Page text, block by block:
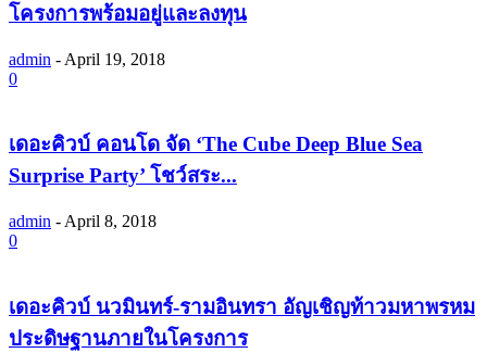
โครงการพร้อมอยู่และลงทุน
admin - April 19, 2018
0
เดอะคิวบ์ คอนโด จัด ‘The Cube Deep Blue Sea
Surprise Party’ โชว์สระ...
admin - April 8, 2018
0
เดอะคิวบ์ นวมินทร์-รามอินทรา อัญเชิญท้าวมหาพรหม
ประดิษฐานภายในโครงการ